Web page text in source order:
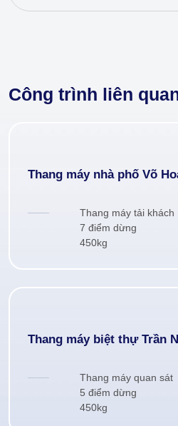
Công trình liên
Thang máy nhà phố Võ
Thang máy tải khách
7 điểm dừng
450kg
Thang máy biệt thự Trần
Thang máy quan sát
5 điểm dừng
450kg